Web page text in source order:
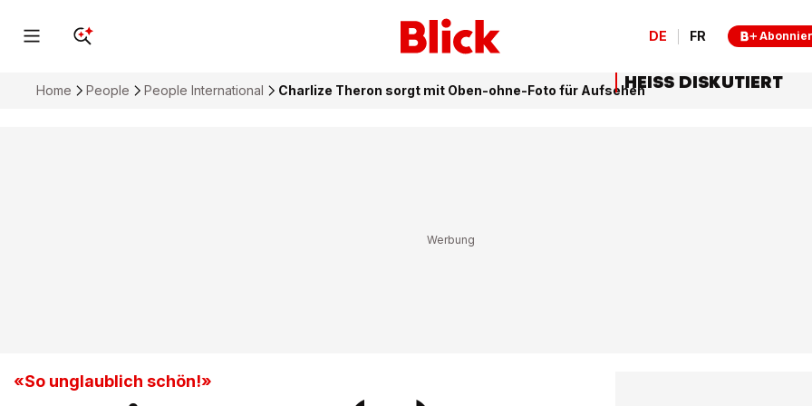
DE FR
Home People People International Charlize Theron sorgt mit Oben-ohne-Foto für Aufsehen
«So unglaublich schön!»
HEISS DISKUTIERT